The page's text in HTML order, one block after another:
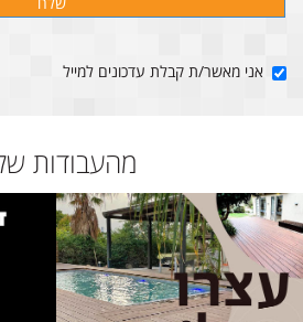
אני מאשר/ת קבלת עדכונים למייל
מהעבודות